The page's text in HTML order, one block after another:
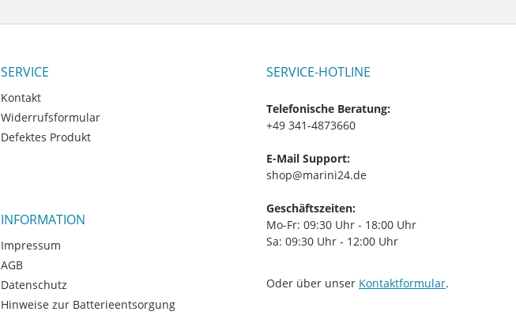
SERVICE
Kontakt
Widerrufsformular
Defektes Produkt
INFORMATION
Impressum
AGB
Datenschutz
Hinweise zur Batterieentsorgung
SERVICE-HOTLINE
Telefonische Beratung:
+49 341-4873660
E-Mail Support:
shop@marini24.de
Geschäftszeiten:
Mo-Fr: 09:30 Uhr - 18:00 Uhr
Sa: 09:30 Uhr - 12:00 Uhr
Oder über unser Kontaktformular.